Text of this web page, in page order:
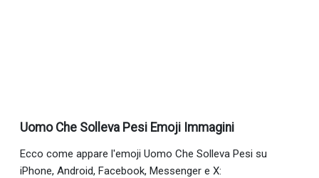
Uomo Che Solleva Pesi Emoji Immagini
Ecco come appare l'emoji Uomo Che Solleva Pesi su
iPhone, Android, Facebook, Messenger e X: